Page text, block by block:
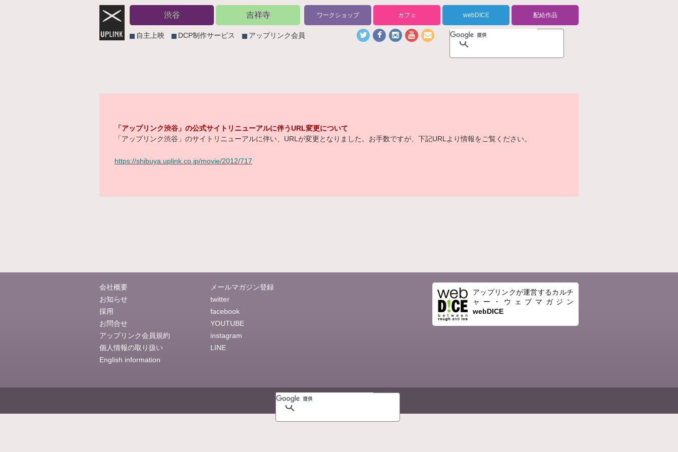
渋谷 吉祥寺 ワークショップ カフェ webDICE 配給作品
自主上映 DCP制作サービス アップリンク会員
「アップリンク渋谷」の公式サイトリニューアルに伴うURL変更について
「アップリンク渋谷」のサイトリニューアルに伴い、URLが変更となりました。お手数ですが、下記URLより情報をご覧ください。
https://shibuya.uplink.co.jp/movie/2012/717
会社概要
お知らせ
採用
お問合せ
アップリンク会員規約
個人情報の取り扱い
English information
メールマガジン登録
twitter
facebook
YOUTUBE
instagram
LINE
アップリンクが運営するカルチ
ャー・ウェブマガジン
webDICE